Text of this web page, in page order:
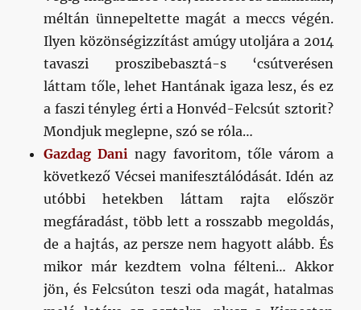
méltán ünnepeltette magát a meccs végén.
Ilyen közönségizzítást amúgy utoljára a 2014
tavaszi proszibebasztá-s ‘csútverésen
láttam tőle, lehet Hantának igaza lesz, és ez
a faszi tényleg érti a Honvéd-Felcsút sztorit?
Mondjuk meglepne, szó se róla…
Gazdag Dani nagy favoritom, tőle várom a
következő Vécsei manifesztálódását. Idén az
utóbbi hetekben láttam rajta először
megfáradást, több lett a rosszabb megoldás,
de a hajtás, az persze nem hagyott alább. És
mikor már kezdtem volna félteni… Akkor
jön, és Felcsúton teszi oda magát, hatalmas